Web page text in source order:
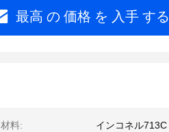
最高 の 価格 を 入手 する
材料: インコネル713C